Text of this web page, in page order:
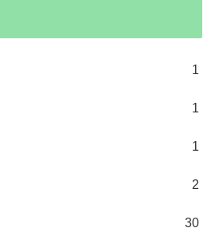
1
1
1
2
30